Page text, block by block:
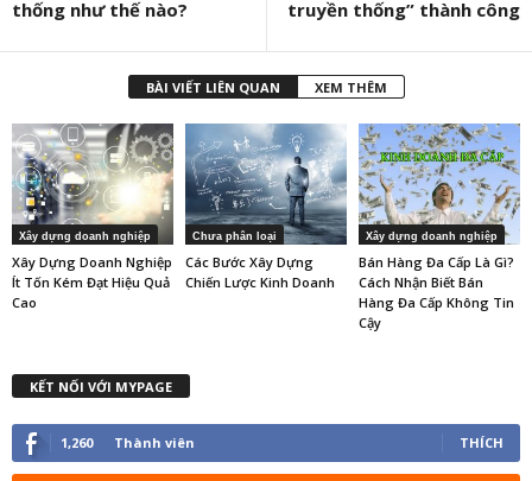
thống như thế nào? truyền thống” thành công
BÀI VIẾT LIÊN QUAN XEM THÊM
Xây dựng doanh nghiệp
Xây Dựng Doanh Nghiệp
Ít Tốn Kém Đạt Hiệu Quả
Cao
Chưa phân loại
Các Bước Xây Dựng
Chiến Lược Kinh Doanh
Xây dựng doanh nghiệp
Bán Hàng Đa Cấp Là Gì?
Cách Nhận Biết Bán
Hàng Đa Cấp Không Tin
Cậy
KẾT NỐI VỚI MYPAGE
1,260 Thành viên THÍCH